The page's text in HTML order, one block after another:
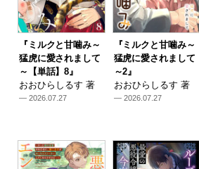
『ミルクと甘噛み～
猛虎に愛されまして
～【単話】8』
おおひらしるす 著
— 2026.07.27
『ミルクと甘噛み～
猛虎に愛されまして
～2』
おおひらしるす 著
— 2026.07.27